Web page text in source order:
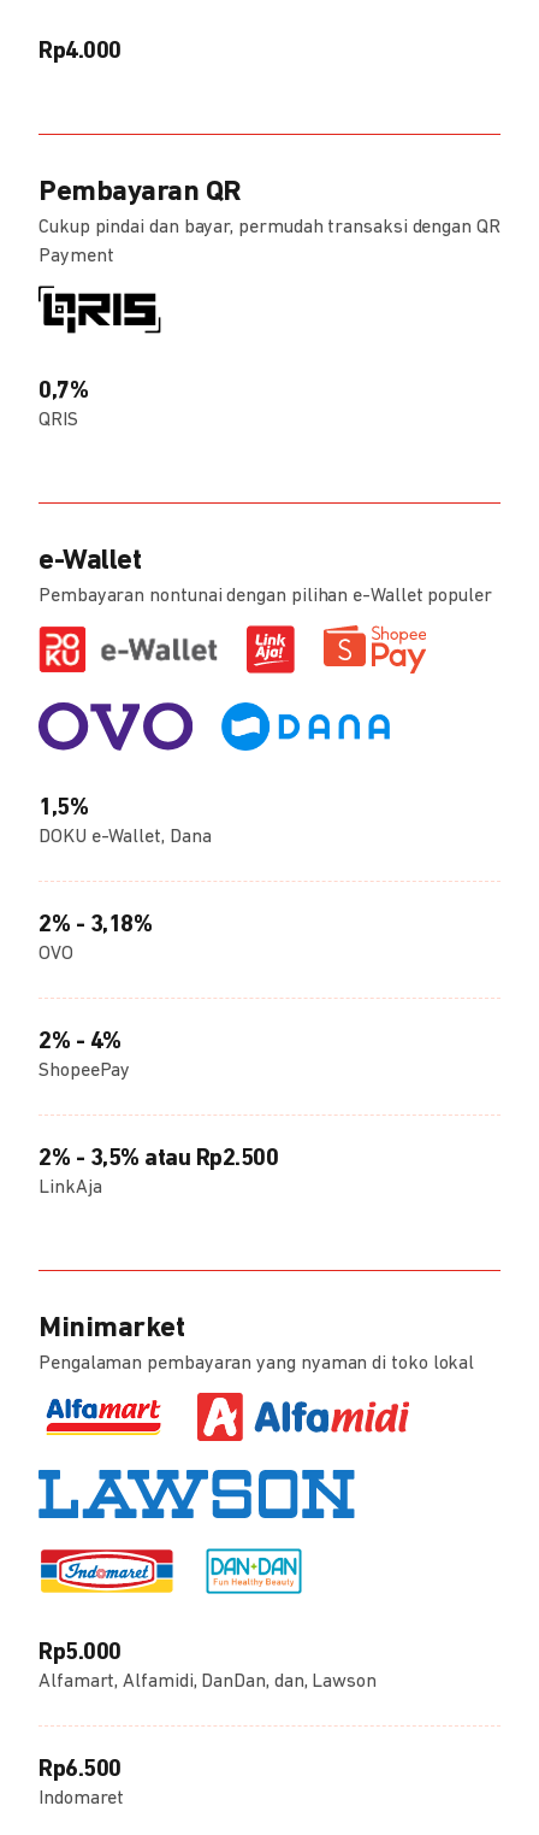
Rp4.000
Pembayaran QR
Cukup pindai dan bayar, permudah transaksi dengan QR
Payment
0,7%
QRIS
e-Wallet
Pembayaran nontunai dengan pilihan e-Wallet populer
1,5%
DOKU e-Wallet, Dana
2% - 3,18%
OVO
2% - 4%
ShopeePay
2% - 3,5% atau Rp2.500
LinkAja
Minimarket
Pengalaman pembayaran yang nyaman di toko lokal
Rp5.000
Alfamart, Alfamidi, DanDan, dan, Lawson
Rp6.500
Indomaret